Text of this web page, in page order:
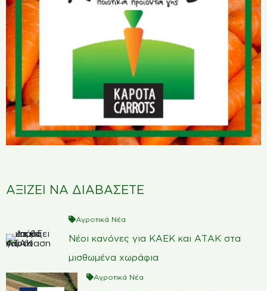
ΑΞΙΖΕΙ ΝΑ ΔΙΑΒΑΣΕΤΕ
Αγροτικά Νέα
Νέοι κανόνες για ΚΑΕΚ και ΑΤΑΚ στα
μισθωμένα χωράφια
Αγροτικά Νέα